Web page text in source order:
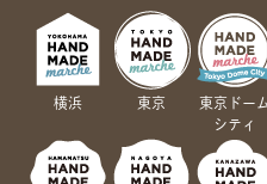
横浜 東京
東京ドー
シティ